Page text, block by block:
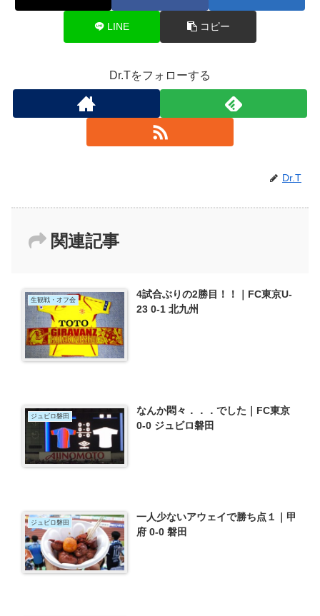
LINE コピー
Dr.Tをフォローする
Dr.T
関連記事
生観戦・オフ会
4試合ぶりの2勝目！！｜FC東京U-
23 0-1 北九州
ジュビロ磐田
なんか悶々．．．でした｜FC東京
0-0 ジュビロ磐田
ジュビロ磐田
一人少ないアウェイで勝ち点１｜甲
府 0-0 磐田